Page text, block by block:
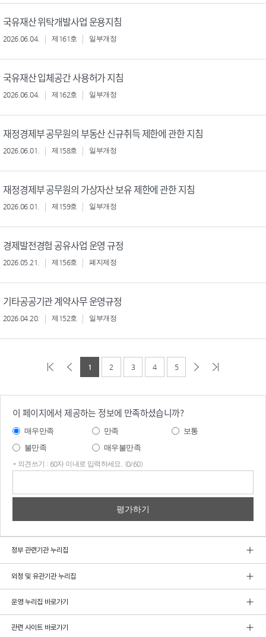
국유재산 위탁개발사업 운용지침
2026.06.04. 제161호 일부개정
국유재산 입체공간 사용허가 지침
2026.06.04. 제162호 일부개정
재정경제부 공무원의 부동산 신규취득 제한에 관한 지침
2026.06.01. 제158호 일부개정
재정경제부 공무원의 가상자산 보유 제한에 관한 지침
2026.06.01. 제159호 일부개정
경제발전경험 공유사업 운영 규정
2026.05.21. 제156호 폐지제정
기타공공기관 계약사무 운영규정
2026.04.20. 제152호 일부개정
1 2 3 4 5
이 페이지에서 제공하는 정보에 만족하셨습니까?
매우만족 만족
보통
불만족
매우불만족
* 의견쓰기 : 60자 이내로 입력하세요. (0/60)
정부 관련기관 누리집
외청 및 유관기관 누리집
운영 누리집 바로가기
관련 사이트 바로가기